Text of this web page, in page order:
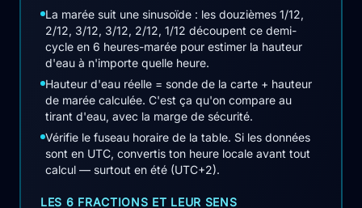
La marée suit une sinusoïde : les douzièmes 1/12,
2/12, 3/12, 3/12, 2/12, 1/12 découpent ce demi-
cycle en 6 heures-marée pour estimer la hauteur
d'eau à n'importe quelle heure.
Hauteur d'eau réelle = sonde de la carte + hauteur
de marée calculée. C'est ça qu'on compare au
tirant d'eau, avec la marge de sécurité.
Vérifie le fuseau horaire de la table. Si les données
sont en UTC, convertis ton heure locale avant tout
calcul — surtout en été (UTC+2).
LES 6 FRACTIONS ET LEUR SENS